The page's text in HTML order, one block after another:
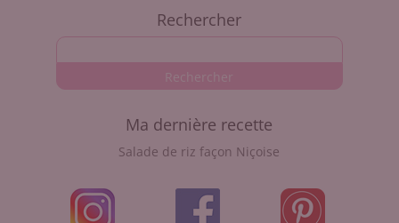
Rechercher
Ma dernière recette
Salade de riz façon Niçoise